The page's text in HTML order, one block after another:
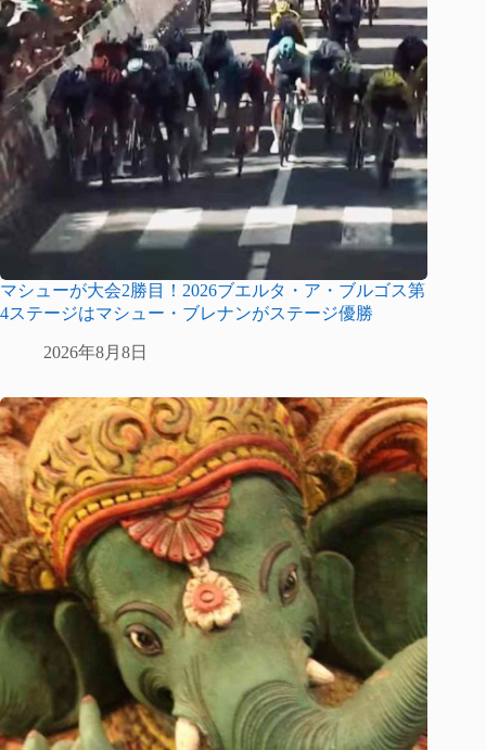
マシューが大会2勝目！2026ブエルタ・ア・ブルゴス第
4ステージはマシュー・ブレナンがステージ優勝
2026年8月8日